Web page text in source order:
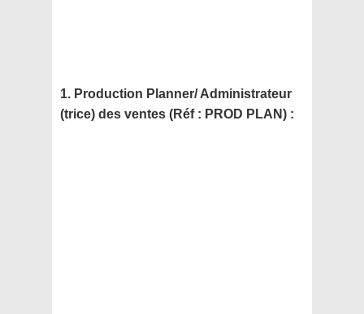
1. Production Planner/ Administrateur
(trice) des ventes (Réf : PROD PLAN) :